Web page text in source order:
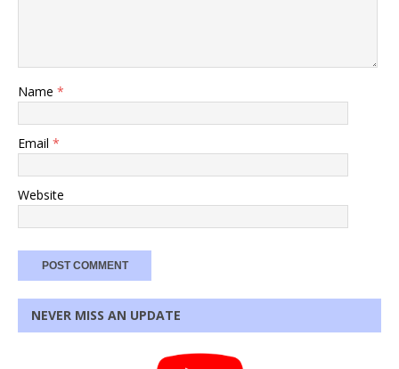
Name *
Email *
Website
NEVER MISS AN UPDATE